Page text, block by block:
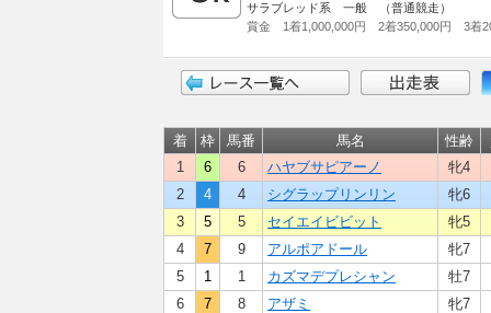
サラブレッド系 一般 （普通競走）
賞金 1着1,000,000円 2着350,000円 3着
着 枠 馬番 馬名 性齢
1
6 6 ハヤブサピアーノ 牝4
2
4 4 シグラップリンリン 牝6
3
5 5 セイエイビビット 牝5
4
7 9 アルポアドール 牝7
5
1 1 カズマデプレシャン 牡7
6
7 8 アザミ 牝7